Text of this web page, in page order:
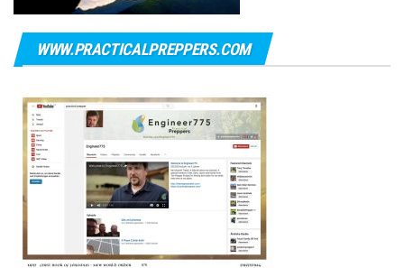
WWW.PRACTICALPREPPERS.COM